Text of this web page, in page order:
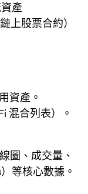
產
上股票合約）
資產。
混合列表）。
圖、成交量、
等核心數據。